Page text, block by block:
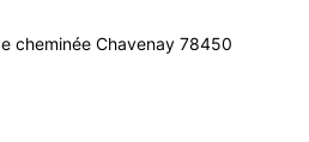
cheminée Chavenay 78450